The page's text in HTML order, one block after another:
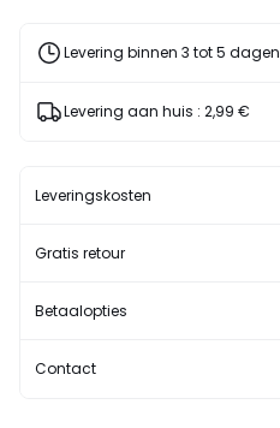
Levering binnen 3 tot 5 dagen
Levering aan huis : 2,99 €
Leveringskosten
Gratis retour
Betaalopties
Contact